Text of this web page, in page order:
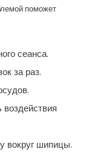
поможет
сеанса.
за раз.
вокруг шипицы.